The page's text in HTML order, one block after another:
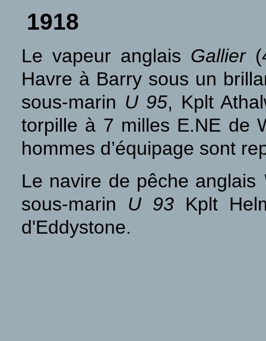
1918
Le vapeur anglais Gallier
Havre à Barry sous un
sous-marin U 95, Kplt
torpille à 7 milles E.NE de
hommes d’équipage sont
Le navire de pêche anglais
sous-marin U 93Kplt
d'Eddystone.